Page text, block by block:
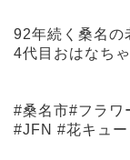
92年続く桑名の
4代目おはなち
#桑名市#フラワ
#JFN #花キュー